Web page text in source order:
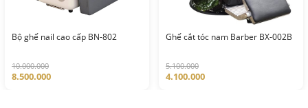
Bộ ghế nail cao cấp BN-802
10.000.000
8.500.000
Ghế cắt tóc nam Barber BX-002B
5.100.000
4.100.000